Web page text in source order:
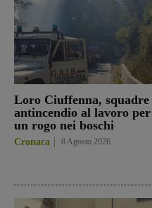
Loro Ciuffenna, squadre
antincendio al lavoro per
un rogo nei boschi
Cronaca 8 Agosto 2026